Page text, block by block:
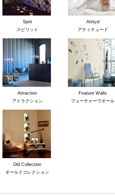
Sprit
スピリット
Attityd
アティテュード
Attraction
アトラクション
Feature Walls
フューチャーウオール
Old Collection
オールドコレクション